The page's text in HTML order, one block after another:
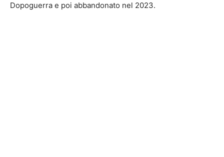
Dopoguerra e poi abbandonato nel 2023.